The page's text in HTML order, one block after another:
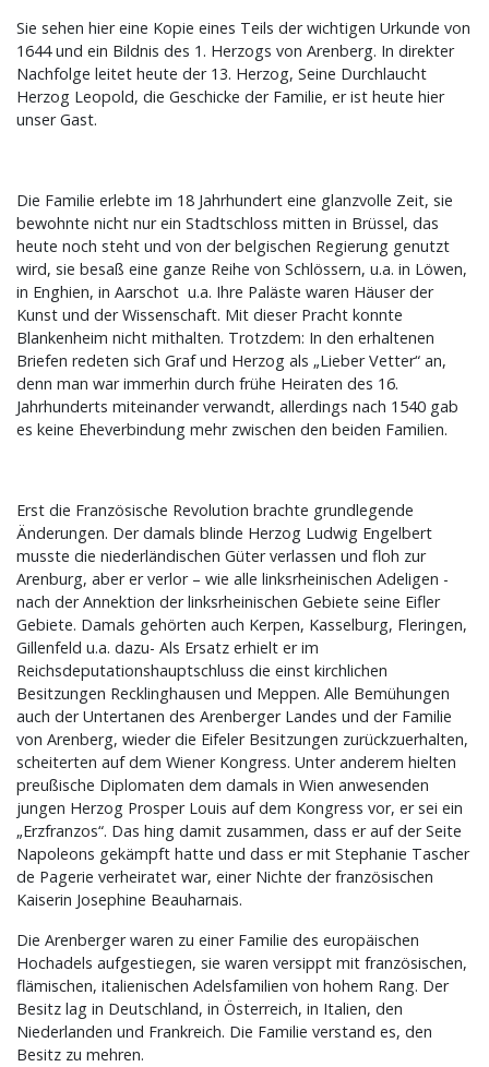
Sie sehen hier eine Kopie eines Teils der wichtigen Urkunde von
1644 und ein Bildnis des 1. Herzogs von Arenberg. In direkter
Nachfolge leitet heute der 13. Herzog, Seine Durchlaucht
Herzog Leopold, die Geschicke der Familie, er ist heute hier
unser Gast.
Die Familie erlebte im 18 Jahrhundert eine glanzvolle Zeit, sie
bewohnte nicht nur ein Stadtschloss mitten in Brüssel, das
heute noch steht und von der belgischen Regierung genutzt
wird, sie besaß eine ganze Reihe von Schlössern, u.a. in Löwen,
in Enghien, in Aarschot u.a. Ihre Paläste waren Häuser der
Kunst und der Wissenschaft. Mit dieser Pracht konnte
Blankenheim nicht mithalten. Trotzdem: In den erhaltenen
Briefen redeten sich Graf und Herzog als „Lieber Vetter“ an,
denn man war immerhin durch frühe Heiraten des 16.
Jahrhunderts miteinander verwandt, allerdings nach 1540 gab
es keine Eheverbindung mehr zwischen den beiden Familien.
Erst die Französische Revolution brachte grundlegende
Änderungen. Der damals blinde Herzog Ludwig Engelbert
musste die niederländischen Güter verlassen und floh zur
Arenburg, aber er verlor – wie alle linksrheinischen Adeligen -
nach der Annektion der linksrheinischen Gebiete seine Eifler
Gebiete. Damals gehörten auch Kerpen, Kasselburg, Fleringen,
Gillenfeld u.a. dazu- Als Ersatz erhielt er im
Reichsdeputationshauptschluss die einst kirchlichen
Besitzungen Recklinghausen und Meppen. Alle Bemühungen
auch der Untertanen des Arenberger Landes und der Familie
von Arenberg, wieder die Eifeler Besitzungen zurückzuerhalten,
scheiterten auf dem Wiener Kongress. Unter anderem hielten
preußische Diplomaten dem damals in Wien anwesenden
jungen Herzog Prosper Louis auf dem Kongress vor, er sei ein
„Erzfranzos“. Das hing damit zusammen, dass er auf der Seite
Napoleons gekämpft hatte und dass er mit Stephanie Tascher
de Pagerie verheiratet war, einer Nichte der französischen
Kaiserin Josephine Beauharnais.
Die Arenberger waren zu einer Familie des europäischen
Hochadels aufgestiegen, sie waren versippt mit französischen,
flämischen, italienischen Adelsfamilien von hohem Rang. Der
Besitz lag in Deutschland, in Österreich, in Italien, den
Niederlanden und Frankreich. Die Familie verstand es, den
Besitz zu mehren.